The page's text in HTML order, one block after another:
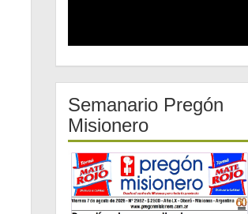
Semanario Pregón
Misionero